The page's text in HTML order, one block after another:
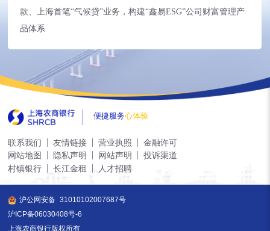
款、上海首笔“气候贷”业务，构建“鑫易ESG”公司财富管理产
品体系
便捷服务心体验
联系我们 友情链接 营业执照
金融许可
网站地图
隐私声明 网站声明
投诉渠道
村镇银行
长江金租 人才招聘
沪公网安备 31010102007687号
沪ICP备06030408号-6
上海农商银行版权所有